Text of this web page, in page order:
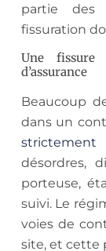
partie des
fissuration
Une fissure
d’assurance
Beaucoup
dans un
désordres,
porteuse,
suivi. Le
voies de
site, et cette